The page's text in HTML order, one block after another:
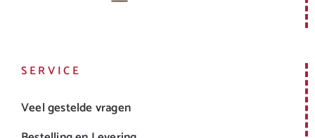
SERVICE
Veel gestelde vragen